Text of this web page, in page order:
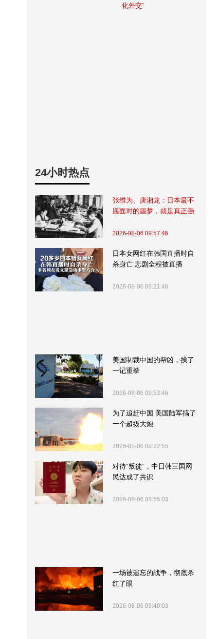
化外交”
24小时热点
张维为、唐湘龙：日本最不
愿面对的噩梦，就是真正强
2026-08-06 09:57:46
日本女网红在韩国直播时自
杀身亡 悲剧全程被直播
2026-08-06 09:21:46
美国制裁中国的帮凶，挨了
一记重拳
2026-08-06 09:53:46
为了追赶中国 美国陆军搞了
一个超级大炮
2026-08-06 09:22:55
对待“叛徒”，中日韩三国网
民达成了共识
2026-08-06 09:55:03
一场被遗忘的战争，彻底杀
红了眼
2026-08-06 09:40:03